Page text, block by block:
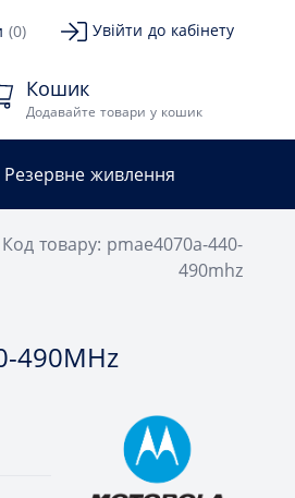
(0) Увійти до кабінету
Кошик
Додавайте товари у кошик
Резервне живлення
Код товару: pmae4070a-440-
490mhz
490MHz